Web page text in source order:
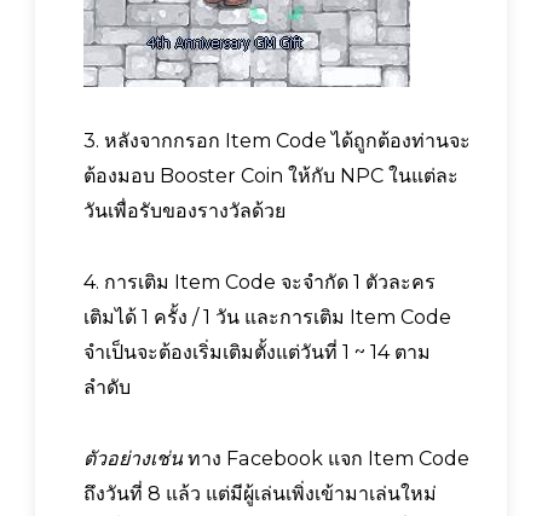
3. หลังจากกรอก Item Code ได้ถูกต้องท่านจะ
ต้องมอบ Booster Coin ให้กับ NPC ในแต่ละ
วันเพื่อรับของรางวัลด้วย
4. การเติม Item Code จะจำกัด 1 ตัวละคร
เติมได้ 1 ครั้ง / 1 วัน และการเติม Item Code
จำเป็นจะต้องเริ่มเติมตั้งแต่วันที่ 1 ~ 14 ตาม
ลำดับ
ตัวอย่างเช่น ทาง Facebook แจก Item Code
ถึงวันที่ 8 แล้ว แต่มีผู้เล่นเพิ่งเข้ามาเล่นใหม่